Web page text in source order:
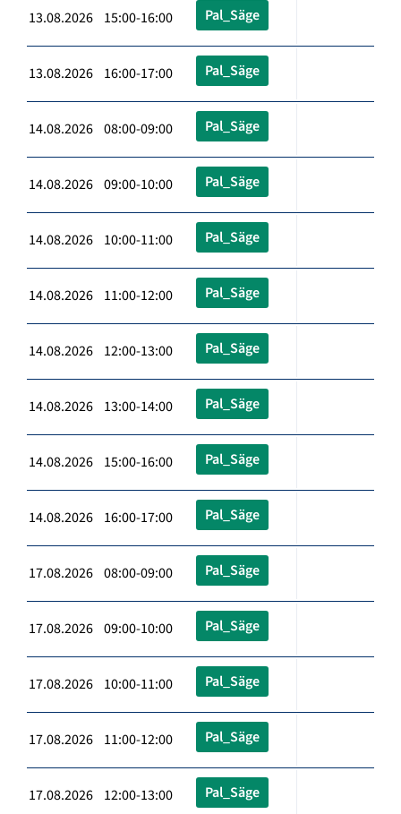
13.08.2026 15:00-16:00 Pal_Säge
13.08.2026 16:00-17:00 Pal_Säge
14.08.2026 08:00-09:00 Pal_Säge
14.08.2026 09:00-10:00 Pal_Säge
14.08.2026 10:00-11:00 Pal_Säge
14.08.2026 11:00-12:00 Pal_Säge
14.08.2026 12:00-13:00 Pal_Säge
14.08.2026 13:00-14:00 Pal_Säge
14.08.2026 15:00-16:00 Pal_Säge
14.08.2026 16:00-17:00 Pal_Säge
17.08.2026 08:00-09:00 Pal_Säge
17.08.2026 09:00-10:00 Pal_Säge
17.08.2026 10:00-11:00 Pal_Säge
17.08.2026 11:00-12:00 Pal_Säge
17.08.2026 12:00-13:00 Pal_Säge